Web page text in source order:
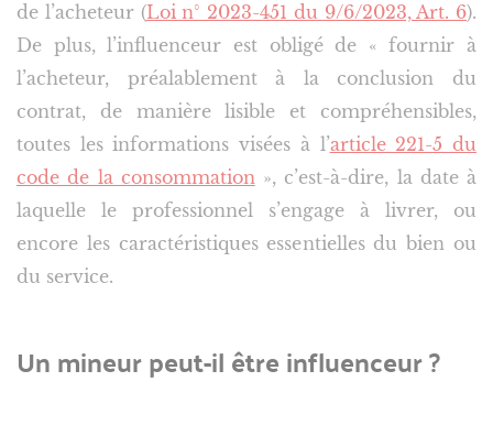
de l’acheteur (Loi n° 2023-451 du 9/6/2023, Art. 6).
De plus, l’influenceur est obligé de « fournir à
l’acheteur, préalablement à la conclusion du
contrat, de manière lisible et compréhensibles,
toutes les informations visées à l’article 221-5 du
code de la consommation», c’est-à-dire, la date à
laquelle le professionnel s’engage à livrer, ou
encore les caractéristiques essentielles du bien ou
du service.
Un mineur peut-il être influenceur ?